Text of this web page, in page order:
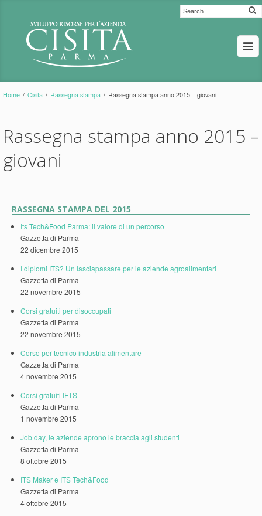
Home / Cisita / Rassegna stampa / Rassegna stampa anno 2015 – giovani
Rassegna stampa anno 2015 –
giovani
RASSEGNA STAMPA DEL 2015
Its Tech&Food Parma: il valore di un percorso
Gazzetta di Parma
22 dicembre 2015
I diplomi ITS? Un lasciapassare per le aziende agroalimentari
Gazzetta di Parma
22 novembre 2015
Corsi gratuiti per disoccupati
Gazzetta di Parma
22 novembre 2015
Corso per tecnico industria alimentare
Gazzetta di Parma
4 novembre 2015
Corsi gratuiti IFTS
Gazzetta di Parma
1 novembre 2015
Job day, le aziende aprono le braccia agli studenti
Gazzetta di Parma
8 ottobre 2015
ITS Maker e ITS Tech&Food
Gazzetta di Parma
4 ottobre 2015